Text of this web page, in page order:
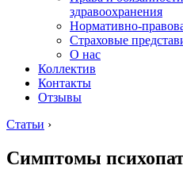
здравоохранения
Нормативно-
Страховые
О нас
Коллектив
Контакты
Отзывы
Статьи ›
Симптомы